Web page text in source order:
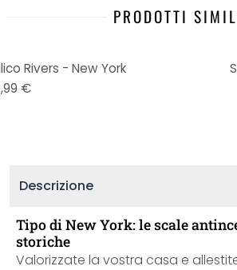
PRODOTTI
Rivers - New York
€
Descrizione
Tipo di New York: le scale
storiche
Valorizzate la vostra casa e